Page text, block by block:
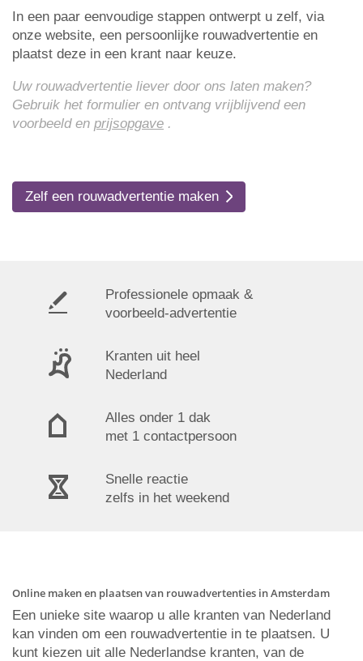
In een paar eenvoudige stappen ontwerpt u zelf, via
onze website, een persoonlijke rouwadvertentie en
plaatst deze in een krant naar keuze.
Uw rouwadvertentie liever door ons laten maken?
Gebruik het formulier en ontvang vrijblijvend een
voorbeeld en prijsopgave .
Zelf een rouwadvertentie maken
Professionele opmaak &
voorbeeld-advertentie
Kranten uit heel
Nederland
Alles onder 1 dak
met 1 contactpersoon
Snelle reactie
zelfs in het weekend
Online maken en plaatsen van rouwadvertenties in Amsterdam
Een unieke site waarop u alle kranten van Nederland
kan vinden om een rouwadvertentie in te plaatsen. U
kunt kiezen uit alle Nederlandse kranten, van de